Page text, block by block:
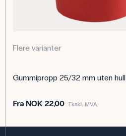
Flere varianter
Gummipropp 25/32 mm uten hull
Fra NOK 22,00 Ekskl. MVA.